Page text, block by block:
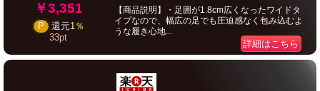
￥3,351
P 還元1％
33pt
【商品説明】・足囲が1.8cm広くなったワイドタ
イプなので、幅広の足でも圧迫感なく包み込むよ
うな履き心地...
詳細はこちら